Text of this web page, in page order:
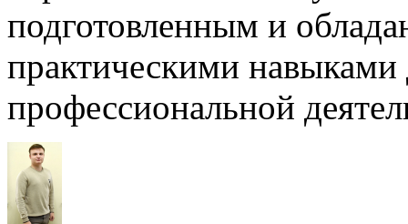
подготовленным и
практическими
профессиональной